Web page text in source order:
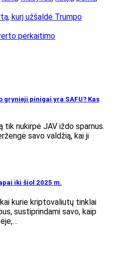
kurį užšaldė Trumpo
perkaitimo
pinigai yra SAFU? Kas
nukirpė JAV iždo sparnus.
savo valdžią, kai ji
iki šiol 2025 m.
kurie kriptovaliutų tinklai
sustiprindami savo, kaip